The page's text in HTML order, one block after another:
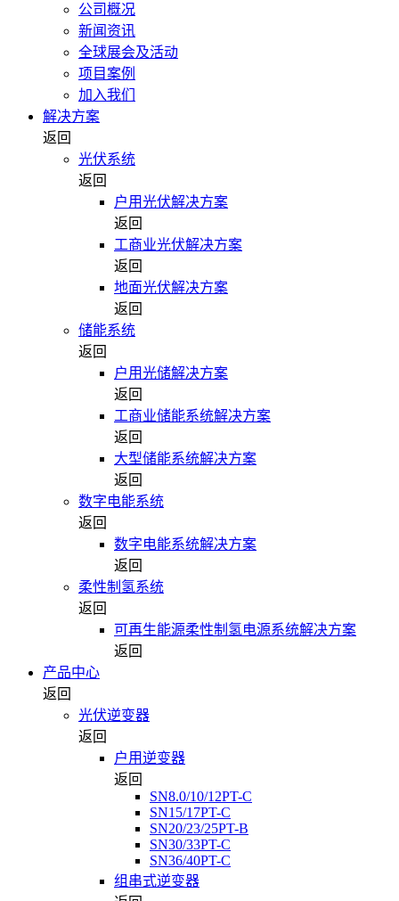
公司概况
新闻资讯
全球展会及活动
项目案例
加入我们
解决方案
返回
光伏系统
返回
户用光伏解决方案
返回
工商业光伏解决方案
返回
地面光伏解决方案
返回
储能系统
返回
户用光储解决方案
返回
工商业储能系统解决方案
返回
大型储能系统解决方案
返回
数字电能系统
返回
数字电能系统解决方案
返回
柔性制氢系统
返回
可再生能源柔性制氢电源系统解决方案
返回
产品中心
返回
光伏逆变器
返回
户用逆变器
返回
SN8.0/10/12PT-C
SN15/17PT-C
SN20/23/25PT-B
SN30/33PT-C
SN36/40PT-C
组串式逆变器